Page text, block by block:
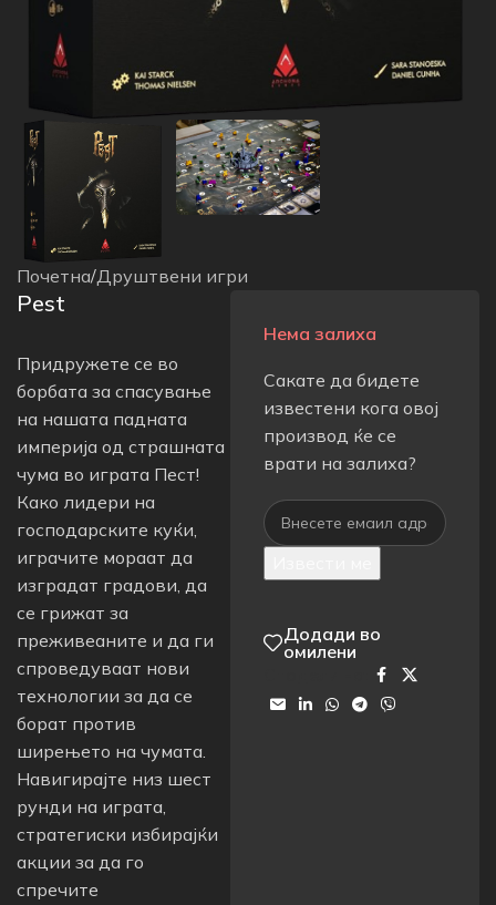
Почетна/Друштвени игри
Pest
Придружете се во
борбата за спасување
на нашата падната
империја од страшната
чума во играта Пест!
Како лидери на
господарските куќи,
играчите мораат да
изградат градови, да
се грижат за
преживеаните и да ги
спроведуваат нови
технологии за да се
борат против
ширењето на чумата.
Навигирајте низ шест
рунди на играта,
стратегиски избирајќи
акции за да го
спречите
Нема залиха
Сакате да бидете
известени кога овој
производ ќе се
врати на залиха?
Додади во
омилени